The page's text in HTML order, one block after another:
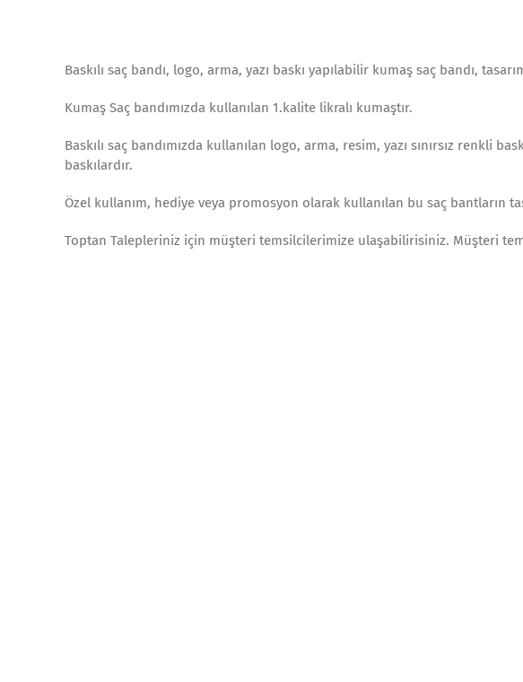
Baskılı saç bandı, logo, arma, yazı baskı yapılabilir kumaş saç bandı,
Kumaş Saç bandımızda kullanılan 1.kalite likralı kumaştır.
Baskılı saç bandımızda kullanılan logo, arma, resim, yazı sınırsız renkli
baskılardır.
Özel kullanım, hediye veya promosyon olarak kullanılan bu saç bantların
Toptan Talepleriniz için müşteri temsilcilerimize ulaşabilirisiniz. Müşteri